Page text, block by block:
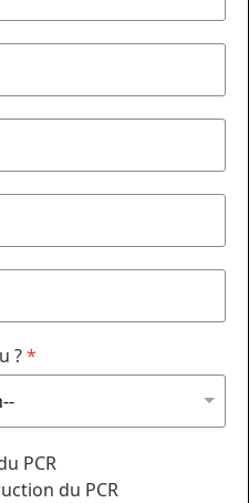
?*
PCR
du PCR